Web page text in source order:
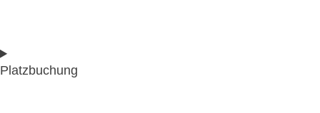
Platzbuchung